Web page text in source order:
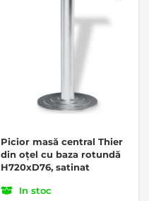
Picior masă central Thier
din oțel cu baza rotundă
H720xD76, satinat
In stoc